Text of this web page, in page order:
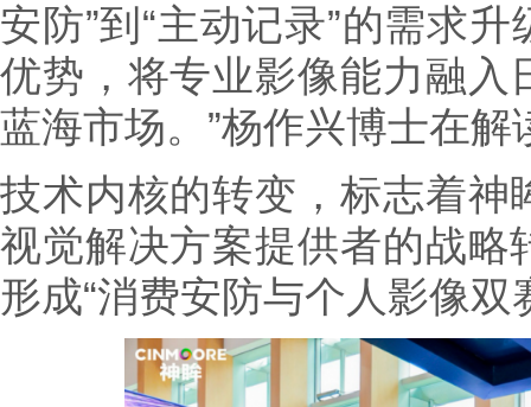
安防”到“主动记录”的需求
优势，将专业影像能力融入
蓝海市场。”杨作兴博士在
技术内核的转变，标志着神
视觉解决方案提供者的战略
形成“消费安防与个人影像双